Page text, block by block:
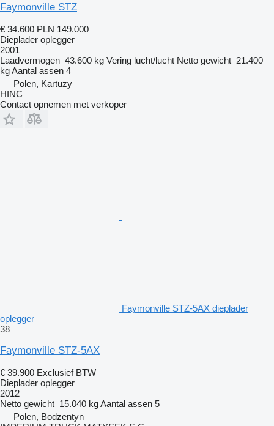
Faymonville STZ
€ 34.600 PLN 149.000
Dieplader oplegger
2001
Laadvermogen 43.600 kg Vering lucht/lucht Netto gewicht 21.400
kgAantal assen 4
Polen, Kartuzy
HINC
Contact opnemen met verkoper
Faymonville STZ-5AX dieplader
oplegger
38
Faymonville STZ-5AX
€ 39.900 Exclusief BTW
Dieplader oplegger
2012
Netto gewicht 15.040 kgAantal assen 5
Polen, Bodzentyn